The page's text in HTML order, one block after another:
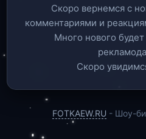
Скоро вернемся c
комментариями и
Много нового
Скоро
FOTKAEW.RU - Шоу-